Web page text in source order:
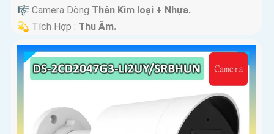
🎼️ Camera Dòng Thân Kim loại + Nhựa.
️💫 Tích Hợp : Thu Âm.